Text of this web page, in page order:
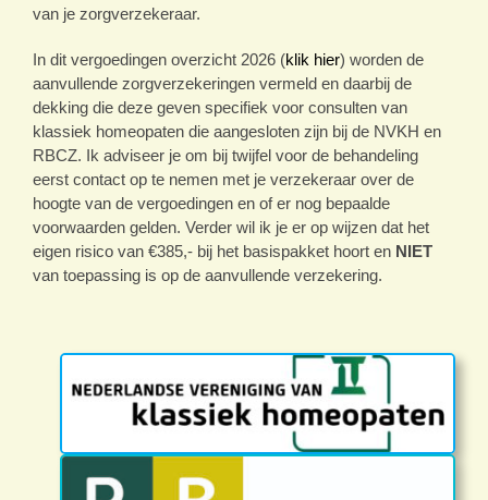
van je zorgverzekeraar.
In dit vergoedingen overzicht 2026 (klik hier) worden de
aanvullende zorgverzekeringen vermeld en daarbij de
dekking die deze geven specifiek voor consulten van
klassiek homeopaten die aangesloten zijn bij de NVKH en
RBCZ. Ik adviseer je om bij twijfel voor de behandeling
eerst contact op te nemen met je verzekeraar over de
hoogte van de vergoedingen en of er nog bepaalde
voorwaarden gelden. Verder wil ik je er op wijzen dat het
eigen risico van €385,- bij het basispakket hoort en NIET
van toepassing is op de aanvullende verzekering.